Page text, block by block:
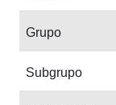
Grupo
Subgrupo